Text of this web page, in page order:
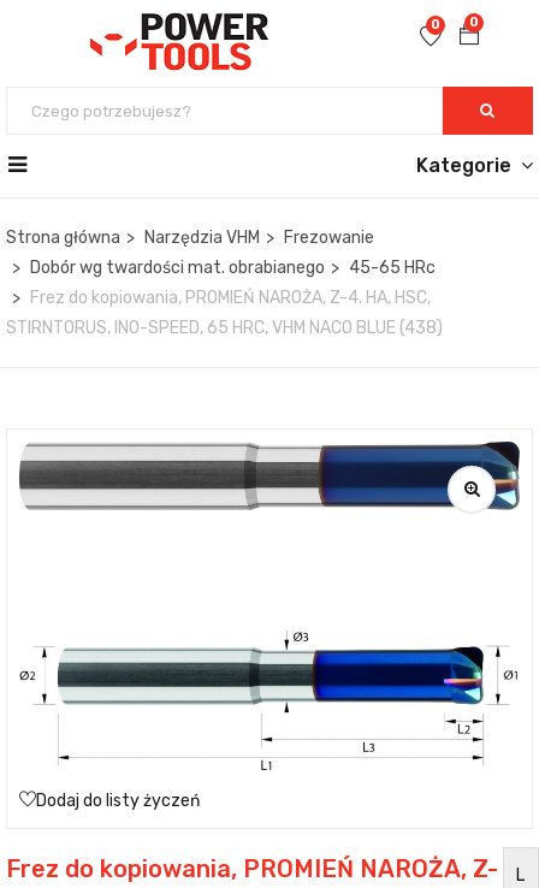
0
0
Kategorie
Strona główna Narzędzia VHM
Frezowanie
Dobór wg twardości mat. obrabianego
45-65 HRc
Frez do kopiowania, PROMIEŃ NAROŻA, Z-4. HA, HSC,
STIRNTORUS, INO-SPEED, 65 HRC, VHM NACO BLUE (438)
Dodaj do listy życzeń
Frez do kopiowania, PROMIEŃ NAROŻA, Z-
L